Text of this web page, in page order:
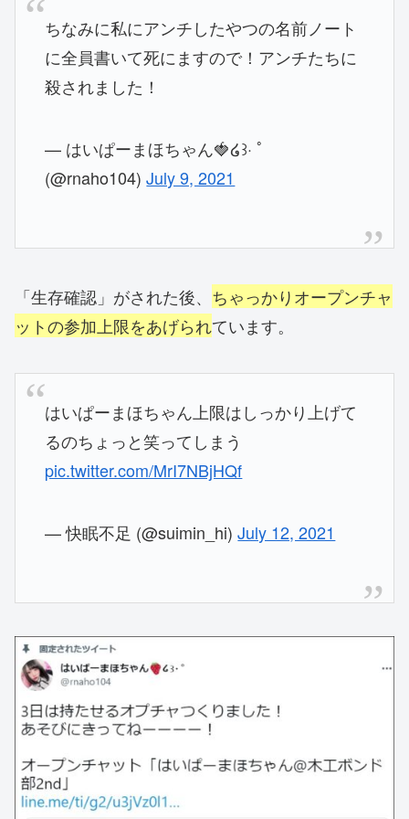
ちなみに私にアンチしたやつの名前ノート
に全員書いて死にますので！アンチたちに
殺されました！
— はいぱーまほちゃん🍓໒꒱· ﾟ
(@rnaho104)July 9, 2021
「生存確認」がされた後、 ちゃっかりオープンチャ
ットの参加上限をあげられています。
はいぱーまほちゃん上限はしっかり上げて
るのちょっと笑ってしまう
pic.twitter.com/MrI7NBjHQf
— 快眠不足 (@suimin_hi)July 12, 2021